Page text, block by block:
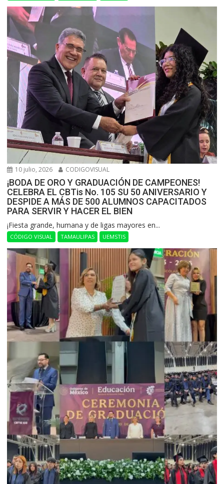
10 julio, 2026 CODIGOVISUAL
¡BODA DE ORO Y GRADUACIÓN DE CAMPEONES!
CELEBRA EL CBTis No. 105 SU 50 ANIVERSARIO Y
DESPIDE A MÁS DE 500 ALUMNOS CAPACITADOS
PARA SERVIR Y HACER EL BIEN
​¡Fiesta grande, humana y de ligas mayores en...
CÓDIGO VISUAL TAMAULIPAS UEMSTIS